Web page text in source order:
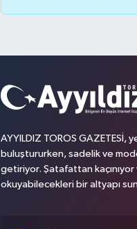
AYYILDIZ TOROS GAZETESİ,
buluştururken, sadelik ve
getiriyor. Şatafattan
okuyabilecekleri bir altyapı